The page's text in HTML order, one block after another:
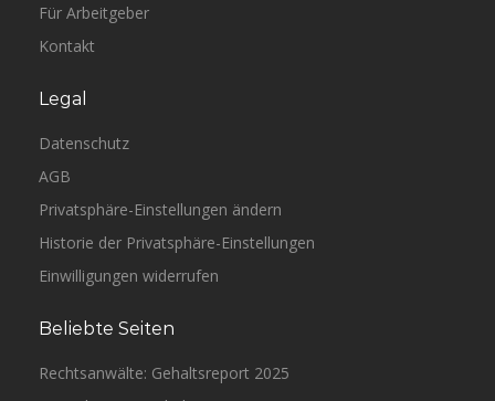
Für Arbeitgeber
Kontakt
Legal
Datenschutz
AGB
Privatsphäre-Einstellungen ändern
Historie der Privatsphäre-Einstellungen
Einwilligungen widerrufen
Beliebte Seiten
Rechtsanwälte: Gehaltsreport 2025